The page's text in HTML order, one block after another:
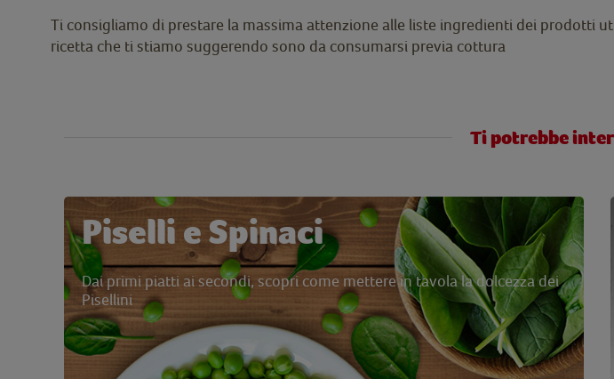
Ti consigliamo di prestare la massima attenzione alle liste ingredienti dei prodotti
ricetta che ti stiamo suggerendo sono da consumarsi previa cottura
Ti potrebbe
Piselli e Spinaci
Dai primi piatti ai secondi, scopri come mettere in tavola la dolcezza dei
Pisellini